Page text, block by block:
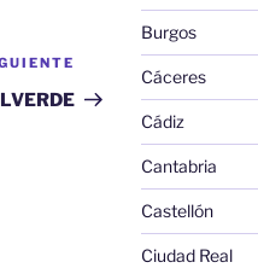
Siguiente
entrada
Burgos
Cáceres
Cádiz
Cantabria
Castellón
Ciudad Real